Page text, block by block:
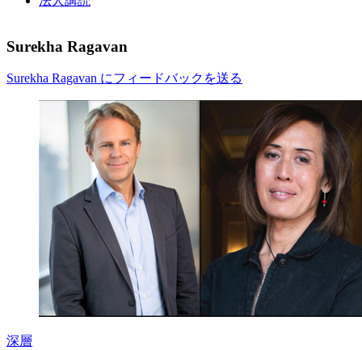
Surekha Ragavan
Surekha Ragavan にフィードバックを送る
深層